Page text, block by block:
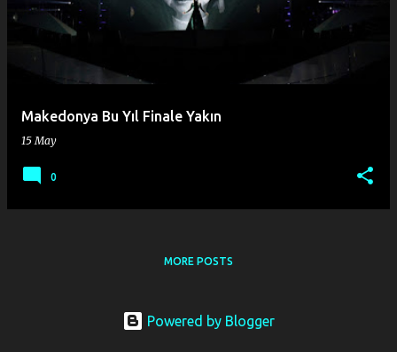
Makedonya Bu Yıl Finale Yakın
15 May
0
MORE POSTS
Powered by Blogger